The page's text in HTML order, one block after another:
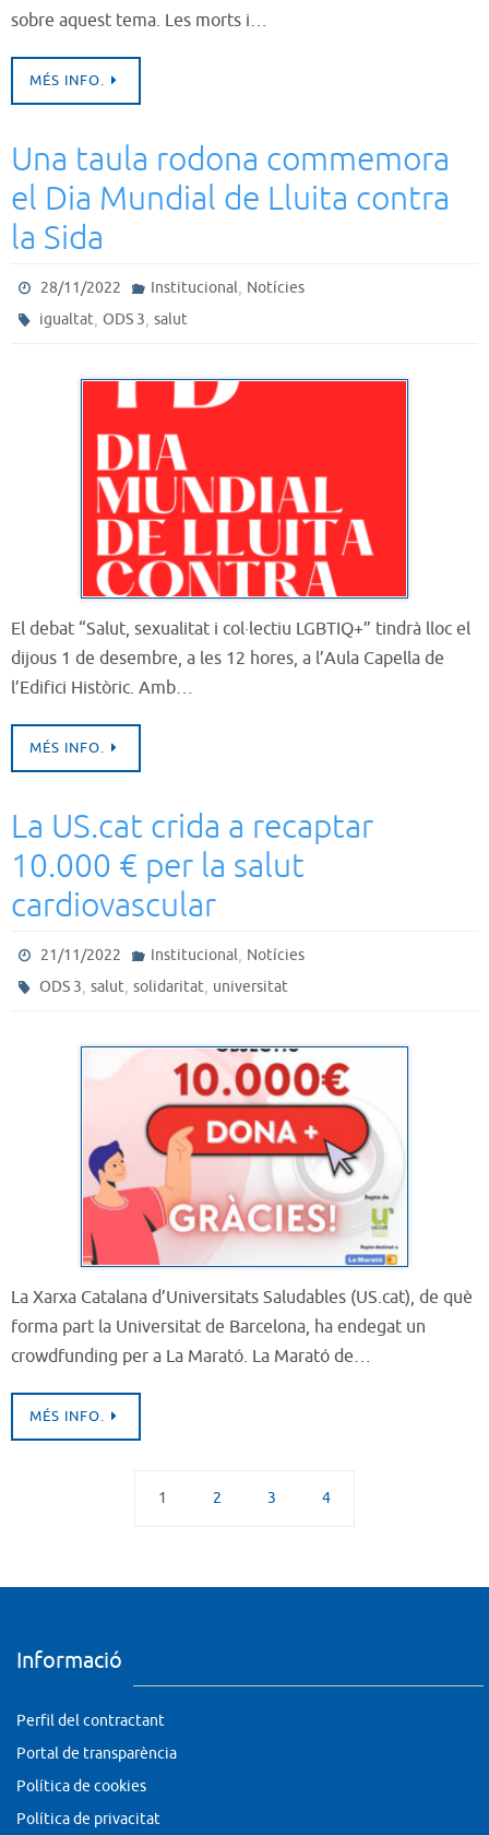
sobre aquest tema. Les morts i…
MÉS INFO.
Una taula rodona commemora
el Dia Mundial de Lluita contra
la Sida
28/11/2022 Institucional, Notícies
igualtat,ODS 3,salut
El debat “Salut, sexualitat i col·lectiu LGBTIQ+” tindrà lloc el
dijous 1 de desembre, a les 12 hores, a l’Aula Capella de
l’Edifici Històric. Amb…
MÉS INFO.
La US.cat crida a recaptar
10.000 € per la salut
cardiovascular
21/11/2022 Institucional, Notícies
ODS 3,salut,solidaritat, universitat
La Xarxa Catalana d’Universitats Saludables (US.cat), de què
forma part la Universitat de Barcelona, ha endegat un
crowdfunding per a La Marató. La Marató de…
MÉS INFO.
1 2 3 4
Informació
Perfil del contractant
Portal de transparència
Política de cookies
Política de privacitat